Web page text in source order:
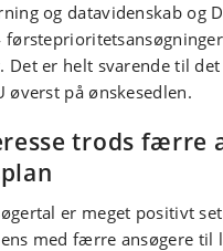
og datavidenskab og
Det er helt svarende til
øverst på ønskesedlen.
trods færre
er meget positivt
med færre ansøgere til